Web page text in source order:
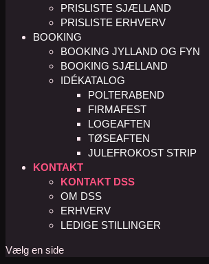
PRISLISTE SJÆLLAND
PRISLISTE ERHVERV
BOOKING
BOOKING JYLLAND OG FYN
BOOKING SJÆLLAND
IDÉKATALOG
POLTERABEND
FIRMAFEST
LOGEAFTEN
TØSEAFTEN
JULEFROKOST STRIP
KONTAKT
KONTAKT DSS
OM DSS
ERHVERV
LEDIGE STILLINGER
Vælg en side